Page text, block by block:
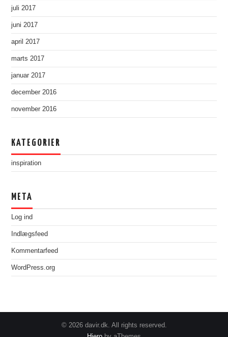
juli 2017
juni 2017
april 2017
marts 2017
januar 2017
december 2016
november 2016
KATEGORIER
inspiration
META
Log ind
Indlægsfeed
Kommentarfeed
WordPress.org
© 2026 davir.dk. All rights reserved.